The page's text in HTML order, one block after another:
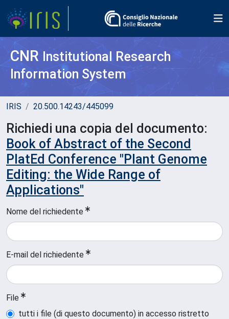
CNR Institutional Research
Information System
IRIS 20.500.14243/445099
Richiedi una copia del documento:
Book of Abstract of the Second
PlatEd Conference "Plant Genome
Editing: the Wide Range of
Applications"
Nome del richiedente
E-mail del richiedente
File
tutti i file (di questo documento) in accesso ristretto